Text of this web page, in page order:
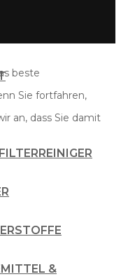
&
beste
Sie fortfahren,
an, dass Sie damit